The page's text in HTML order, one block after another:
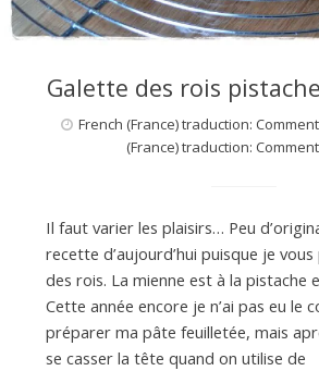
Galette des rois
French (France) traduction:
(France) traduction:
Il faut varier les plaisirs… Peu
recette d’aujourd’hui puisque je
des rois. La mienne est à la pistache
Cette année encore je n’ai pas eu le
préparer ma pâte feuilletée, mais
se casser la tête quand on utilise de